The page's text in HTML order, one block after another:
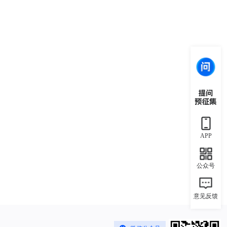
APP
公众号
意见反馈